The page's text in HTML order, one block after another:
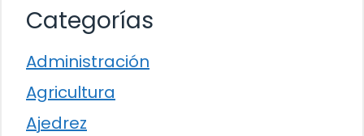
Categorías
Administración
Agricultura
Ajedrez